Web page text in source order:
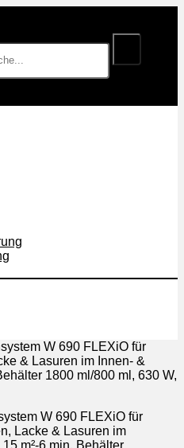
W 690 FLEXiO für
& Lasuren im Innen- &
1800 ml/800 ml, 630 W,